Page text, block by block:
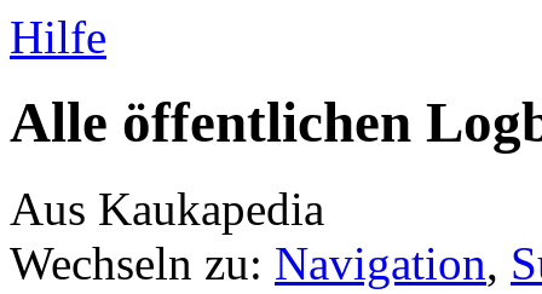
Hilfe
Alle öffentlichen
Aus Kaukapedia
Wechseln zu: Navigation,